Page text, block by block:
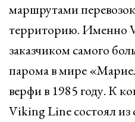
маршрутами
территорию. Именно
заказчиком самого
парома в мире
верфи в 1985 году. К
Viking Line состоял из